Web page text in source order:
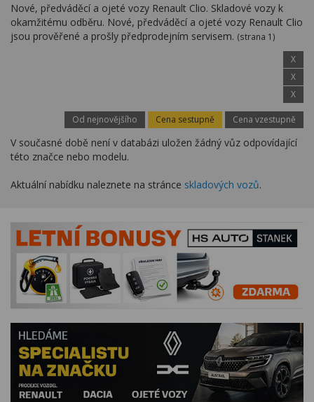
Nové, předváděcí a ojeté vozy Renault Clio. Skladové vozy k
okamžitému odběru. Nové, předváděcí a ojeté vozy Renault Clio
jsou prověřené a prošly předprodejním servisem. (strana 1)
X
X
X
Od nejnovějšího Cena sestupně Cena vzestupně
V současné době není v databázi uložen žádný vůz odpovídající
této značce nebo modelu.
Aktuální nabídku naleznete na stránce skladových vozů.